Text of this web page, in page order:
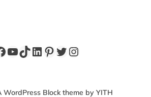
YouTube
TikTok
LinkedIn
Pinterest
X Instagram
WordPress Block theme by YITH